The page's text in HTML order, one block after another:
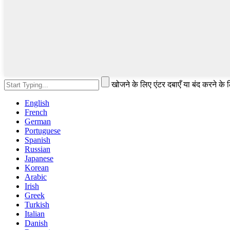
खोजने के लिए एंटर दबाएँ या बंद करने के
English
French
German
Portuguese
Spanish
Russian
Japanese
Korean
Arabic
Irish
Greek
Turkish
Italian
Danish